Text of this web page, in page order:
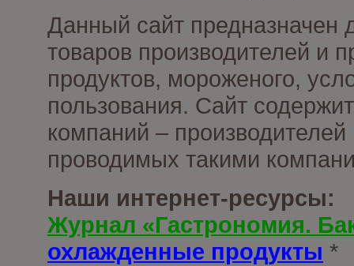
Данный сайт предназначен
товаров производителей и
продуктов, мороженого,
пользования. Сайт
компаний –
проводимых такими
Наши интернет-ресурсы:
Журнал «Гастрономия.
охлажденные продукты *